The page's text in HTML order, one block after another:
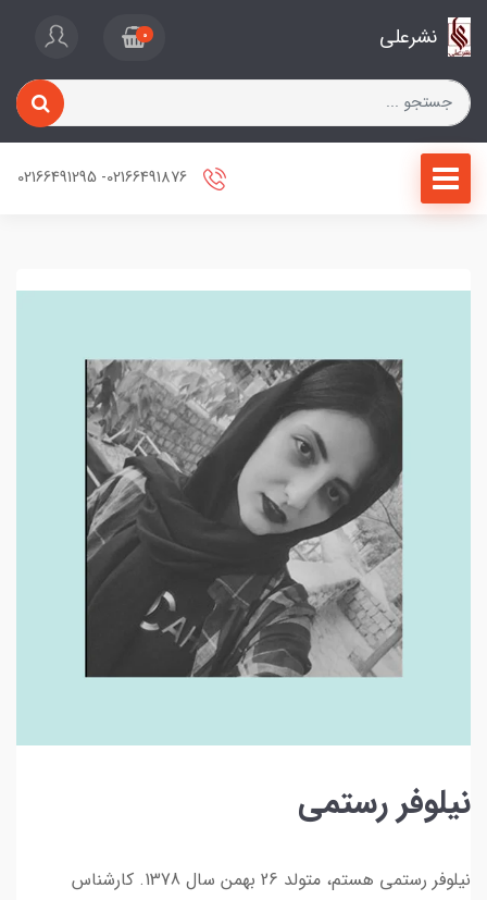
نشرعلی 0
نیلوفر رستمی
نیلوفر رستمی هستم، متولد 26 بهمن سال 1378. کارشناس